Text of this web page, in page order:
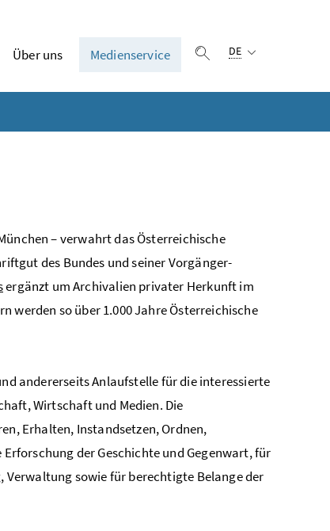
Über uns
Medienservice
DE
– verwahrt das Österreichische
des Bundes und seiner Vorgänger-
ergänzt um Archivalien privater Herkunft im
werden so über 1.000 Jahre Österreichische
andererseits Anlaufstelle für die interessierte
Wirtschaft und Medien. Die
Erhalten, Instandsetzen, Ordnen,
der Geschichte und Gegenwart, für
Verwaltung sowie für berechtigte Belange der